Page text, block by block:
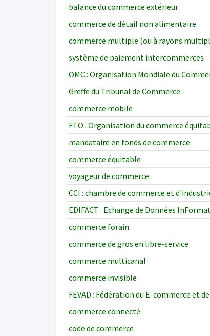
balance du commerce extérieur
commerce de détail non alimentaire
commerce multiple (ou à rayons
système de paiement intercommerces
OMC : Organisation Mondiale du
Greffe du Tribunal de Commerce
commerce mobile
FTO : Organisation du commerce
mandataire en fonds de commerce
commerce équitable
voyageur de commerce
CCI : chambre de commerce et
EDIFACT : Echange de Données
commerce forain
commerce de gros en libre-service
commerce multicanal
commerce invisible
FEVAD : Fédération du E-commerce et
commerce connecté
code de commerce